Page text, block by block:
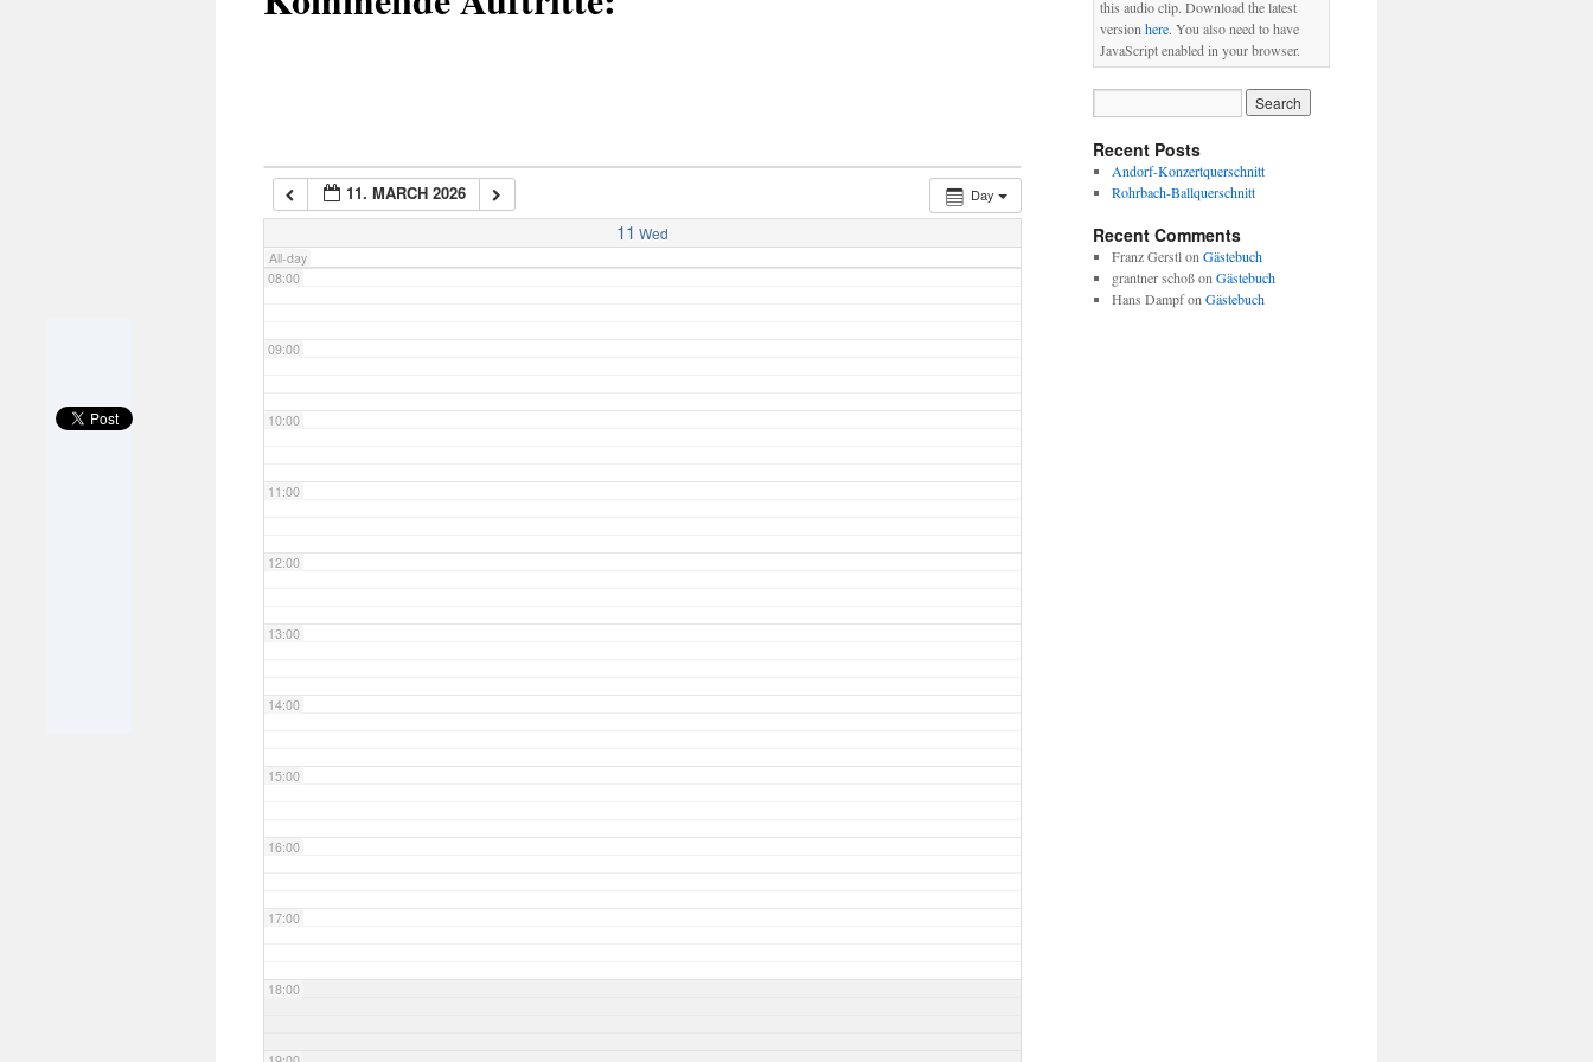
Day
11. MARCH 2026
11 Wed
All-day
07:00
08:00
09:00
10:00
11:00
12:00
13:00
14:00
15:00
16:00
17:00
18:00
this audio clip. Download the latest
version here. You also need to have
JavaScript enabled in your browser.
Recent Posts
Andorf-Konzertquerschnitt
Rohrbach-Ballquerschnitt
Recent Comments
Franz Gerstlon Gästebuch
grantner schoßon Gästebuch
Hans Dampfon Gästebuch